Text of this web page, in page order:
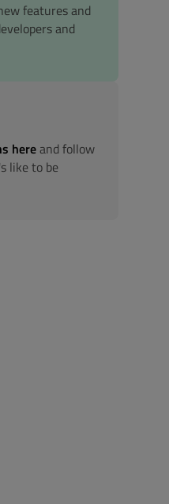
features and
and
hereand follow
like to be